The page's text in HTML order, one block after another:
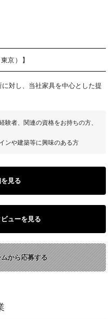
京）】
対し、当社家具を中心とした提
者、関連の資格をお持ちの方、
ンや建築等に興味のある方
見る
ューを見る
から応募する